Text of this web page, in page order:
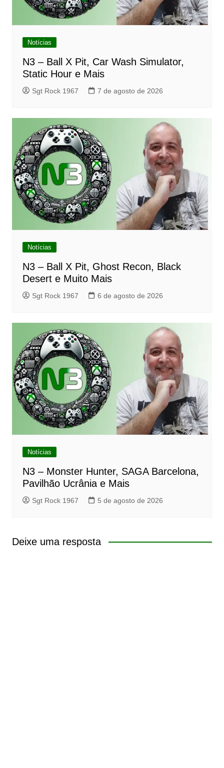
Notícias
N3 – Ball X Pit, Car Wash Simulator,
Static Hour e Mais
Sgt Rock 1967 7 de agosto de 2026
Notícias
N3 – Ball X Pit, Ghost Recon, Black
Desert e Muito Mais
Sgt Rock 1967 6 de agosto de 2026
Notícias
N3 – Monster Hunter, SAGA Barcelona,
Pavilhão Ucrânia e Mais
Sgt Rock 1967 5 de agosto de 2026
Deixe uma resposta